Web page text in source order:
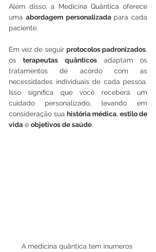
Além disso, a Medicina Quântica oferece
uma abordagem personalizada para cada
paciente.
Em vez de seguir protocolos padronizados,
os terapeutas quânticos adaptam os
tratamentos de acordo com as
necessidades individuais de cada pessoa.
Isso significa que você receberá um
cuidado personalizado, levando em
consideração sua história médica, estilo de
vida e objetivos de saúde.
A medicina quântica tem inumeros